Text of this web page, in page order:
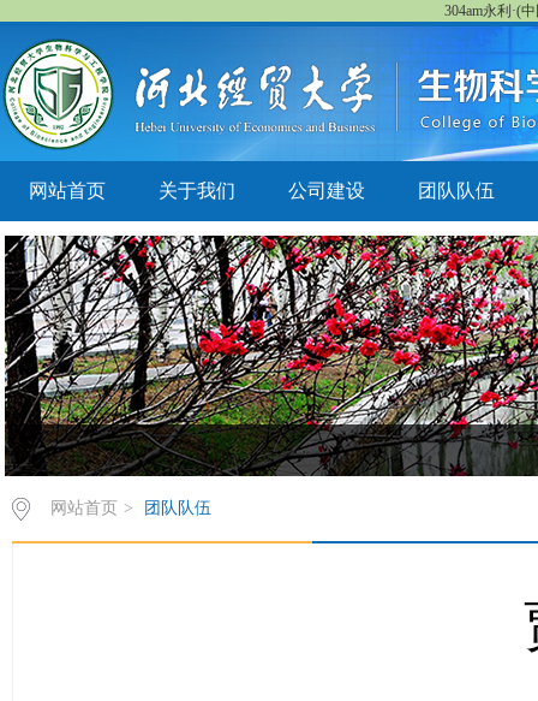
304am永利·(
网站首页 关于我们 公司建设 团队队伍
网站首页 > 团队队伍